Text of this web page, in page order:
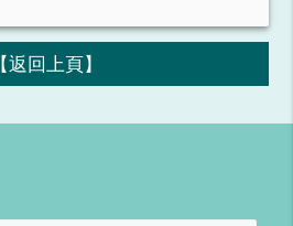
【返回上頁】